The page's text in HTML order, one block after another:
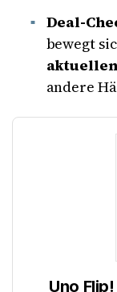
Deal-
bewegt
andere
Uno